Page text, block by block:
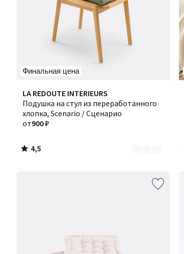
Финальная цена
LA REDOUTE INTERIEURS
Подушка на стул из переработанного
хлопка, Scenario / Сценарио
от900 ₽
4,5
/ 5
Количество
цветов:
3
4,5
/